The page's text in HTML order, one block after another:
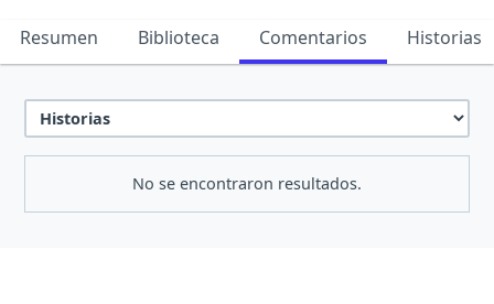
Resumen Biblioteca Comentarios Historias
No se encontraron resultados.